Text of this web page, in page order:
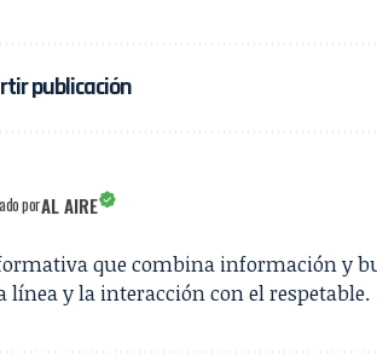
publicación
porAL AIRE
que combina información y
línea y la interacción con el respetable.